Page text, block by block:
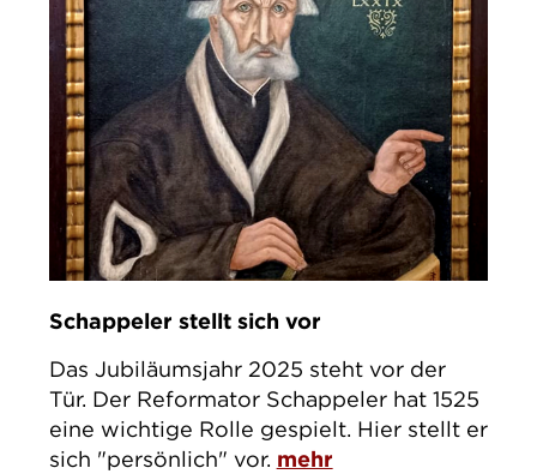
Schappeler stellt sich vor
Das Jubiläumsjahr 2025 steht vor der
Tür. Der Reformator Schappeler hat 1525
eine wichtige Rolle gespielt. Hier stellt er
sich "persönlich" vor. mehr